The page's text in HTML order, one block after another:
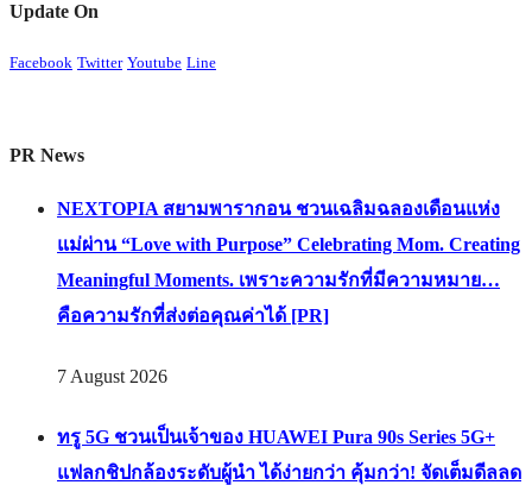
Update On
Facebook Twitter Youtube Line
PR News
NEXTOPIA สยามพารากอน ชวนเฉลิมฉลองเดือนแห่ง
แม่ผ่าน “Love with Purpose” Celebrating Mom. Creating
Meaningful Moments. เพราะความรักที่มีความหมาย…
คือความรักที่ส่งต่อคุณค่าได้ [PR]
7 August 2026
ทรู 5G ชวนเป็นเจ้าของ HUAWEI Pura 90s Series 5G+
แฟลกชิปกล้องระดับผู้นำ ได้ง่ายกว่า คุ้มกว่า! จัดเต็มดีลลด